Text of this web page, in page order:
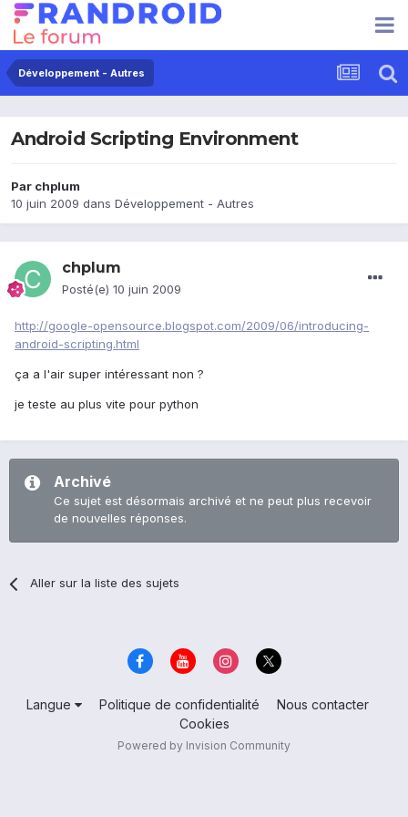
Développement - Autres
Android Scripting Environment
Par chplum
10 juin 2009 dans Développement - Autres
chplum
Posté(e) 10 juin 2009
http://google-opensource.blogspot.com/2009/06/introducing-
android-scripting.html
ça a l'air super intéressant non ?
je teste au plus vite pour python
Archivé
Ce sujet est désormais archivé et ne peut plus recevoir
de nouvelles réponses.
Aller sur la liste des sujets
Langue Politique de confidentialité
Nous contacter
Cookies
Powered by Invision Community